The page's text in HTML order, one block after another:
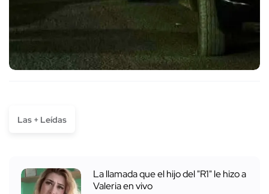
Las + Leídas
La llamada que el hijo del "R1" le hizo a
Valeria en vivo